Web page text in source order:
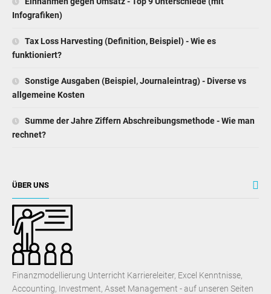
Infografiken)
Tax Loss Harvesting (Definition, Beispiel) - Wie es
funktioniert?
Sonstige Ausgaben (Beispiel, Journaleintrag) - Diverse vs
allgemeine Kosten
Summe der Jahre Ziffern Abschreibungsmethode - Wie man
rechnet?
ÜBER UNS
Finanzmodellierung Unterricht Karriereleiter, Excel Kenntnisse,
Accounting, Investment, Asset Management - auf unseren Seiten